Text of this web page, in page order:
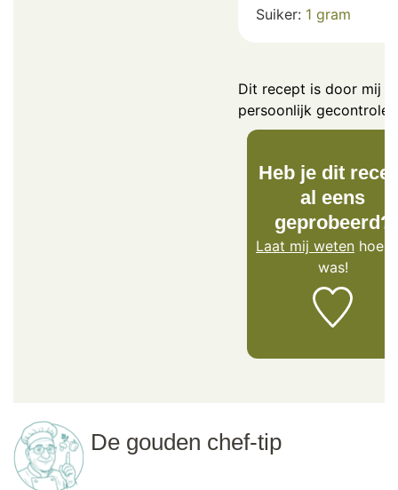
Suiker: 1 gram
Dit recept is door mij
persoonlijk
Heb je dit
al eens
geprobeerd?
Laat mij weten hoe
was!
De gouden chef-tip